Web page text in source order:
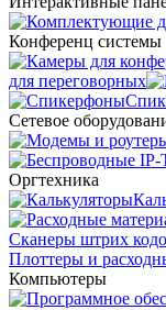
Конференц системы
для переговорных
Сетевое
Оргтехника
Сканеры штрих
Плоттеры и
Компьютеры